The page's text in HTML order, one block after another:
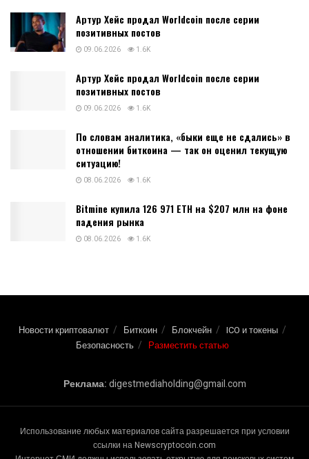
Артур Хейс продал Worldcoin после серии
позитивных постов
09.06.2026 1.6K
Артур Хейс продал Worldcoin после серии
позитивных постов
09.06.2026 1.6K
По словам аналитика, «быки еще не сдались» в
отношении биткоина — так он оценил текущую
ситуацию!
08.06.2026 1.6K
Bitmine купила 126 971 ETH на $207 млн на фоне
падения рынка
08.06.2026 1.6K
Новости криптовалют Биткоин Блокчейн
ICO и токены
Безопасность
Разместить статью
Реклама:digestmediaholding@gmail.com
Использование любых материалов сайта разрешается при условии
ссылки на Newscryptocoin.com